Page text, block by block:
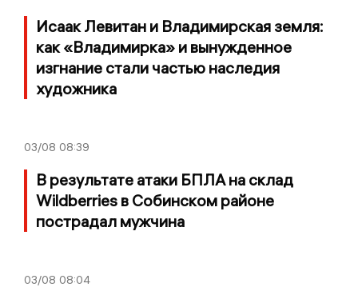
Исаак Левитан и Владимирская земля:
как «Владимирка» и вынужденное
изгнание стали частью наследия
художника
03/08 08:39
В результате атаки БПЛА на склад
Wildberries в Собинском районе
пострадал мужчина
03/08 08:04